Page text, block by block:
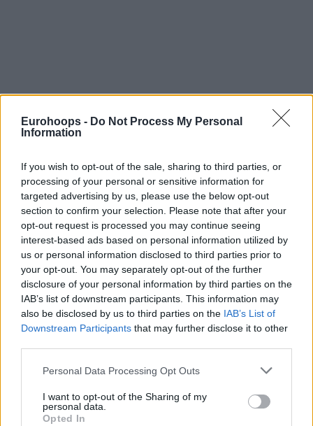
Eurohoops - Do Not Process My Personal
Information
If you wish to opt-out of the sale, sharing to third parties, or
processing of your personal or sensitive information for
targeted advertising by us, please use the below opt-out
section to confirm your selection. Please note that after your
opt-out request is processed you may continue seeing
interest-based ads based on personal information utilized by
us or personal information disclosed to third parties prior to
your opt-out. You may separately opt-out of the further
disclosure of your personal information by third parties on the
IAB’s list of downstream participants. This information may
also be disclosed by us to third parties on the IAB’s List of
Downstream Participants that may further disclose it to other
Please note that this website/app uses one or more Google
not limited to your visit or usage behaviour. You may click to
grant or deny consent to Google and its third-party tags to
Personal Data Processing Opt Outs
I want to opt-out of the Sharing of my
personal data.
Opted In
Por Eurohoops/info@eurohoops.net
Bayern de Múnich fichó a Jack White, de 27 años,para
lo que resta de la temporada 2024-25. El equipo anunció el
viernes la incorporación delcampeón de la NBA con los
Denver Nuggetsen 2023 y jugador internacional con
Australia.
White no podrá jugar en la Turkish Airlines EuroLeague,
pero reforzará al equipo dirigido por Gordon Herbert en la
fase final de la temporada regular de la easyCredit BBL
y los playoffs de la máxima categoría de Alemania.
robar en Memphis en 2024, se marchó a la NBL
australiana, donde se convirtió en uno de los jugadores más